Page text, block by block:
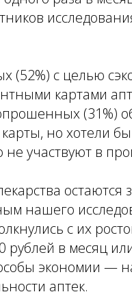
с целью
картами
(31%)
но хотели
участвуют в
остаются
нашего
с их
рублей в месяц
экономии —
аптек.